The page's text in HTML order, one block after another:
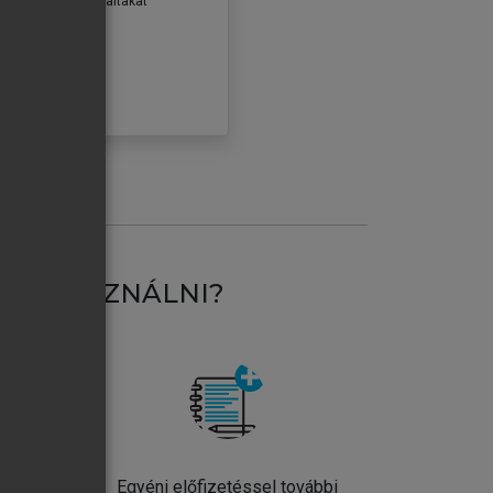
HASZNÁLNI?
Egyéni előfizetéssel további